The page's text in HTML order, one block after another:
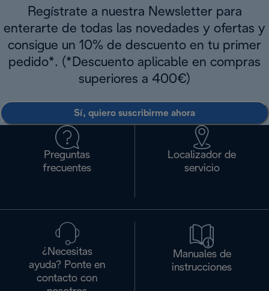
Regístrate a nuestra Newsletter para
enterarte de todas las novedades y ofertas y
consigue un 10% de descuento en tu primer
pedido*. (*Descuento aplicable en compras
superiores a 400€)
Sí, quiero suscribirme ahora
Preguntas
frecuentes
Localizador de
servicio
¿Necesitas
ayuda? Ponte en
contacto con
Manuales de
instrucciones